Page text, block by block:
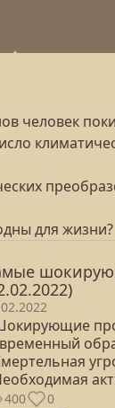
человек
для жизни?
400 0